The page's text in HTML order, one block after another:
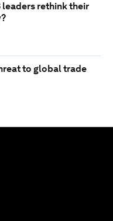
leaders rethink their
to global trade